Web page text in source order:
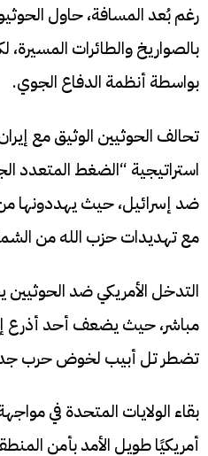
رغم بُعد المسافة، حاول
بالصواريخ والطائرات
بواسطة أنظمة الدفاع الجوي.
تحالف الحوثيين الوثيق مع
استراتيجية “الضغط المتعدد
ضد إسرائيل، حيث يهددونها من
مع تهديدات حزب الله من
التدخل الأمريكي ضد
مباشر، حيث يضعف أحد أذرع
تضطر تل أبيب لخوض حرب
بقاء الولايات المتحدة في
أمريكيًا طويل الأمد بأمن